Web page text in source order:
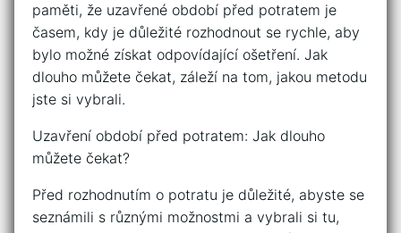
paměti, že uzavřené období před potratem je
časem, kdy je důležité rozhodnout se rychle, aby
bylo možné získat odpovídající ošetření. Jak
dlouho můžete čekat, záleží na tom, jakou metodu
jste si vybrali.
Uzavření období před potratem: Jak dlouho
můžete čekat?
Před rozhodnutím o potratu je důležité, abyste se
seznámili s různými možnostmi a vybrali si tu,